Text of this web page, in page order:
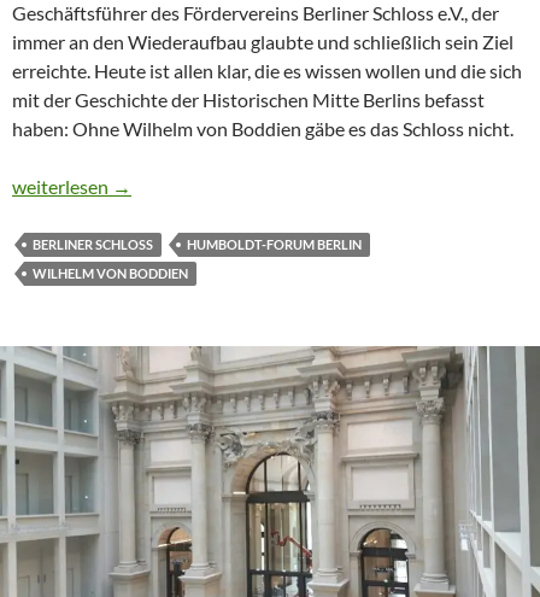
Geschäftsführer des Fördervereins Berliner Schloss e.V., der
immer an den Wiederaufbau glaubte und schließlich sein Ziel
erreichte. Heute ist allen klar, die es wissen wollen und die sich
mit der Geschichte der Historischen Mitte Berlins befasst
haben: Ohne Wilhelm von Boddien gäbe es das Schloss nicht.
ABENTEUER BERLINER SCHLOSS
weiterlesen →
BERLINER SCHLOSS
HUMBOLDT-FORUM BERLIN
WILHELM VON BODDIEN